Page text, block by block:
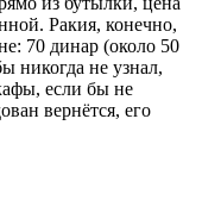
Ракия, конечно,
70 динар (около 50
никогда не узнал,
если бы не
вернётся, его